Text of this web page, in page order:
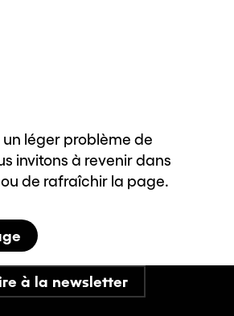
un léger problème de
invitons à revenir dans
de rafraîchir la page.
à la newsletter